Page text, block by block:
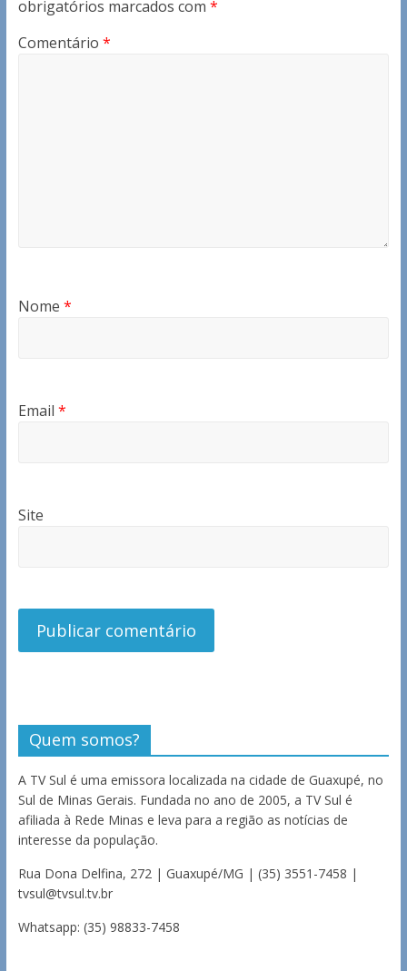
obrigatórios marcados com *
Comentário *
Nome *
Email *
Site
Quem somos?
A TV Sul é uma emissora localizada na cidade de Guaxupé, no
Sul de Minas Gerais. Fundada no ano de 2005, a TV Sul é
afiliada à Rede Minas e leva para a região as notícias de
interesse da população.
Rua Dona Delfina, 272 | Guaxupé/MG | (35) 3551-7458 |
tvsul@tvsul.tv.br
Whatsapp: (35) 98833-7458